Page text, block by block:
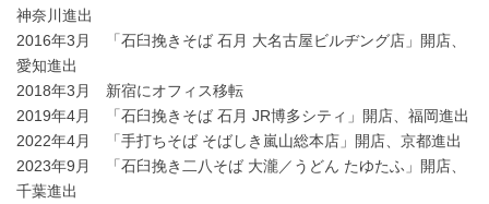
神奈川進出
2016年3月 「石臼挽きそば 石月 大名古屋ビルヂング店」開店、
愛知進出
2018年3月 新宿にオフィス移転
2019年4月 「石臼挽きそば 石月 JR博多シティ」開店、福岡進出
2022年4月 「手打ちそば そばしき嵐山総本店」開店、京都進出
2023年9月 「石臼挽き二八そば 大瀧／うどん たゆたふ」開店、
千葉進出